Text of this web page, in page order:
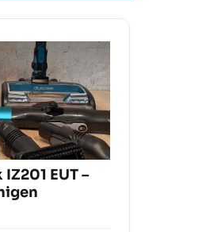
EUT –